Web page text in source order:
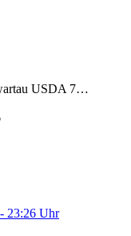
USDA 7…
23:26 Uhr